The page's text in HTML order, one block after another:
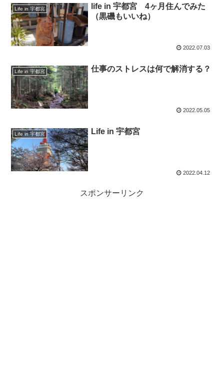
Life in 宇都宮
life in 宇都宮 4ヶ月住んでみた
（黒磯もいいね）
2022.07.03
Life in 宇都宮 仕事のストレスは何で解消する？
2022.05.05
Life in 宇都宮 Life in 宇都宮
2022.04.12
スポンサーリンク